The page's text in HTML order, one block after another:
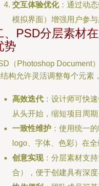
交互体验优化：通过动
模拟界面）增强用户参与
、PSD分层素材
势
（Photoshop Document
构允许灵活调整每个元素
高效迭代 ：设计师可快
从头开始，缩短项目周期
一致性维护 ：使用统一
logo、字体、色彩）在全
创意实现：分层素材支
合），便于创建具有深度